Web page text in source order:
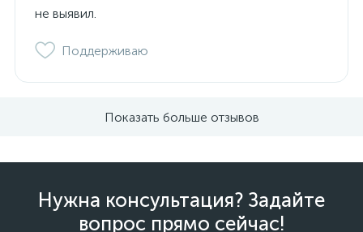
не выявил.
Поддерживаю
Показать больше отзывов
Нужна консультация? Задайте
вопрос прямо сейчас!